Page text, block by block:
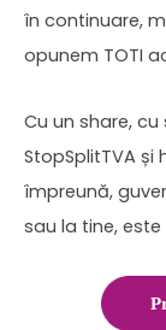
în continuare,
opunem TOTI
Cu un share,
StopSplitTVA și
împreună,
sau la tine, este